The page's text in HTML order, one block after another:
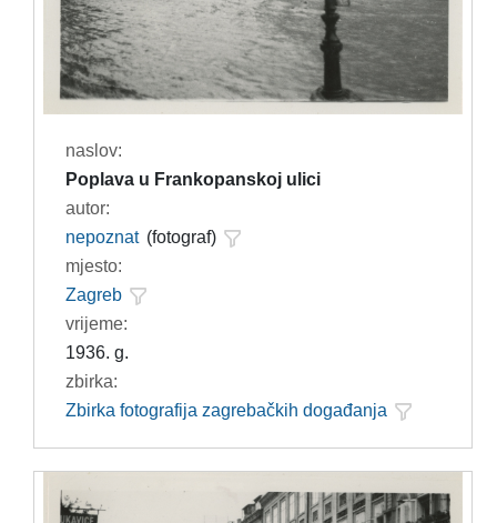
naslov:
Poplava u Frankopanskoj ulici
autor:
nepoznat (fotograf)
mjesto:
Zagreb
vrijeme:
1936. g.
zbirka:
Zbirka fotografija zagrebačkih događanja